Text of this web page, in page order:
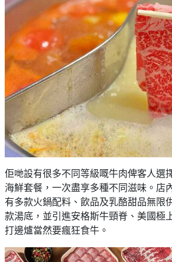
佢哋設有很多不同等級嘅牛肉俾客人選
海鮮套餐，一次盡享多種不同滋味。店
有多款火鍋配料、飲品及乳酪甜品無限
款湯底，並引進安格斯牛頸脊、美國極
打邊爐當然要瘋狂食牛。